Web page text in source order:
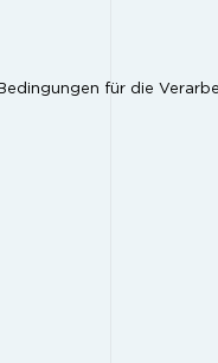
Bedingungen für die